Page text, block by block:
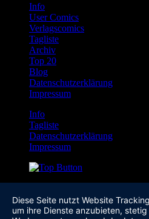
Info
User Comics
Verlagscomics
Tagliste
Archiv
Top 20
Blog
Datenschutzerklärung
Impressum
Info
Tagliste
Datenschutzerklärung
Impressum
Diese Seite nutzt Website
um ihre Dienste anzubieten,